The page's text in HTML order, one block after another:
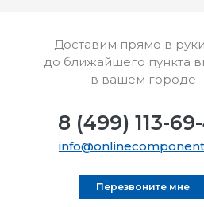
Доставим прямо в
до ближайшего пункта
в вашем городе
8 (499) 113-
Перезвоните мне